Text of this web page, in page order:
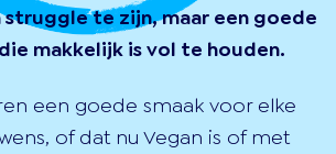
struggle te zijn, maar een goede
makkelijk is vol te houden.
een goede smaak voor elke
of dat nu Vegan is of met